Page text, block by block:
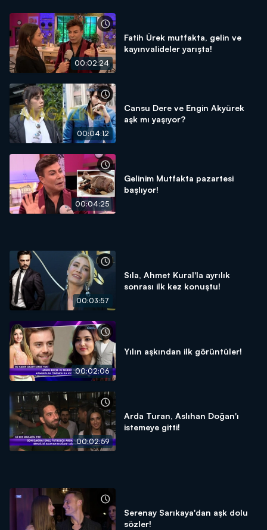
00:02:24
Fatih Ürek mutfakta, gelin ve
kayınvalideler yarışta!
00:04:12
Cansu Dere ve Engin Akyürek
aşk mı yaşıyor?
00:04:25
Gelinim Mutfakta pazartesi
başlıyor!
00:03:57
Sıla, Ahmet Kural'la ayrılık
sonrası ilk kez konuştu!
00:02:06
Yılın aşkından ilk görüntüler!
00:02:59
Arda Turan, Aslıhan Doğan'ı
istemeye gitti!
Serenay Sarıkaya'dan aşk dolu
sözler!